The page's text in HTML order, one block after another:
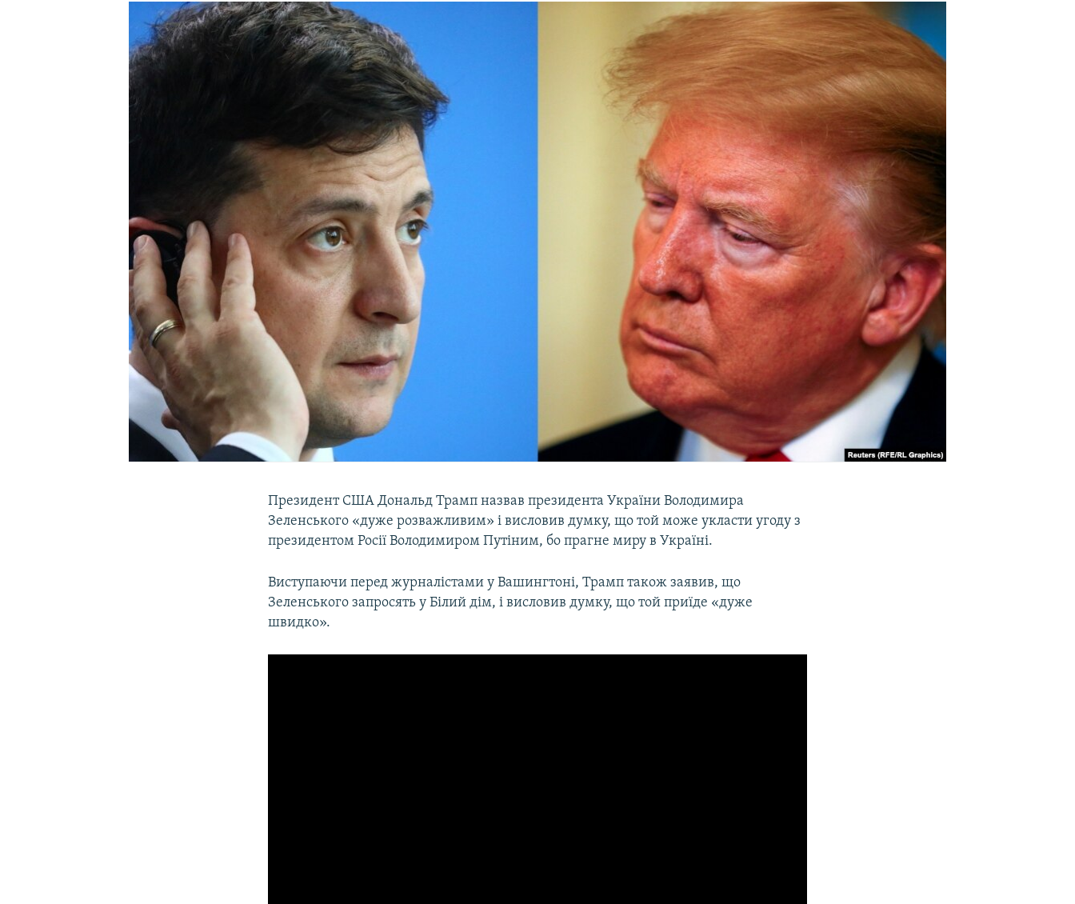
Президент США Дональд Трамп назвав президента України Володимира
Зеленського «дуже розважливим» і висловив думку, що той може укласти угоду з
президентом Росії Володимиром Путіним, бо прагне миру в Україні.
Виступаючи перед журналістами у Вашингтоні, Трамп також заявив, що
Зеленського запросять у Білий дім, і висловив думку, що той приїде «дуже
швидко».